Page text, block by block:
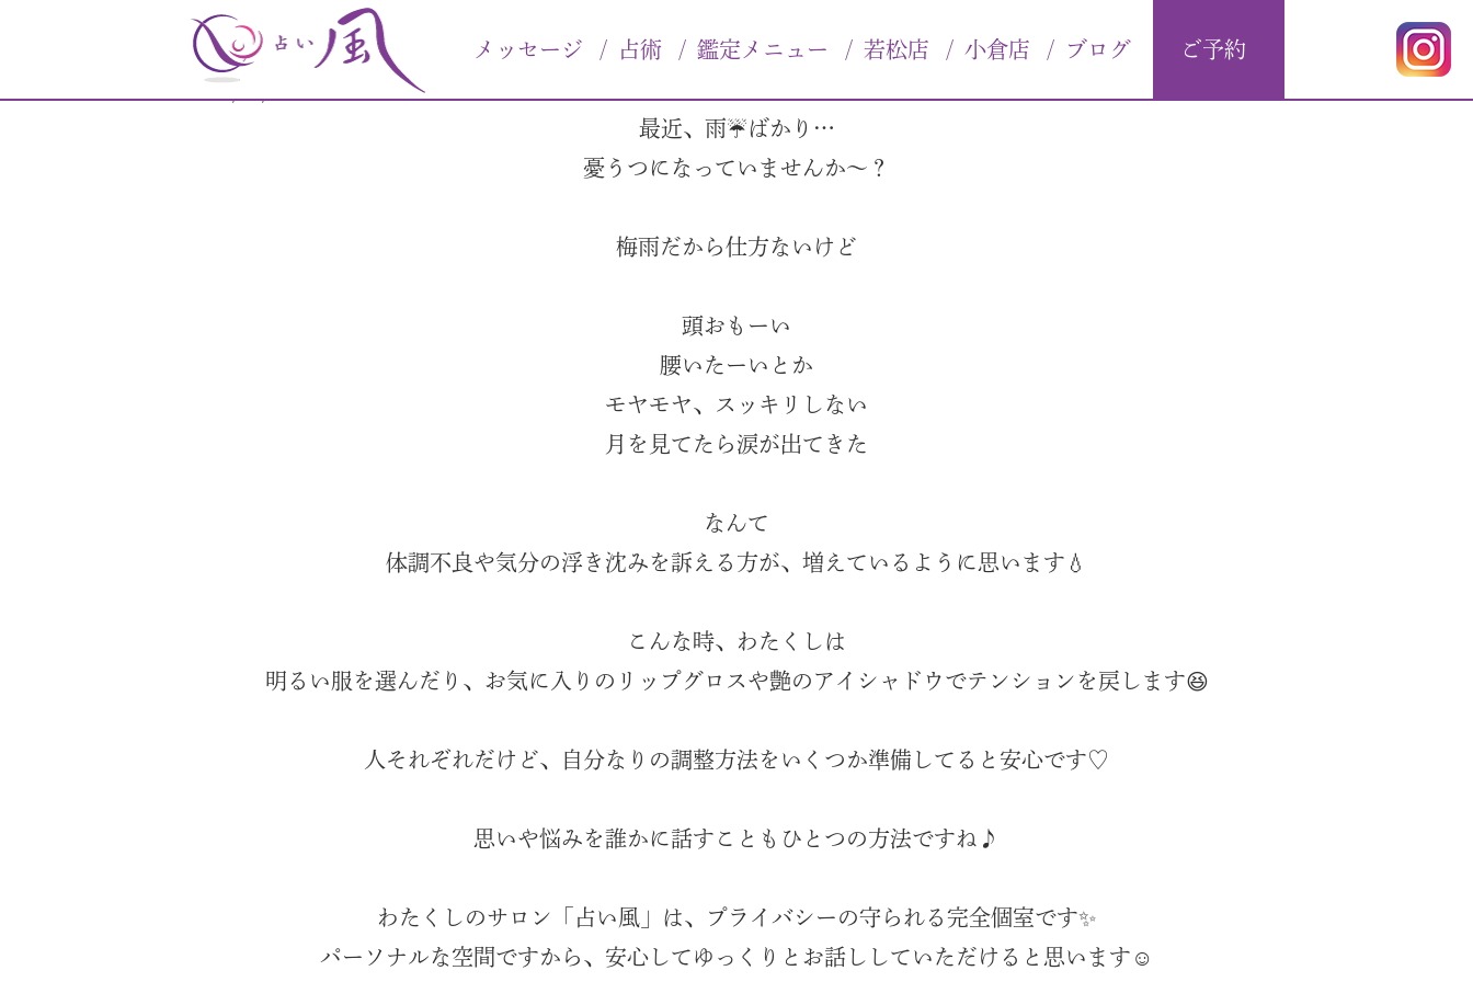
ご予約
ブログ
小倉店 /
若松店 /
鑑定メニュー /
占術 /
メッセージ /
♡自分を整える方法は〜？♡
最近、雨☔ばかり…
憂うつになっていませんか〜？
梅雨だから仕方ないけど
頭おもーい
腰いたーいとか
モヤモヤ、スッキリしない
月を見てたら涙が出てきた
なんて
体調不良や気分の浮き沈みを訴える方が、増えているように思います💧
こんな時、わたくしは
明るい服を選んだり、お気に入りのリップグロスや艶のアイシャドウでテンションを戻します😆
人それぞれだけど、自分なりの調整方法をいくつか準備してると安心です♡
思いや悩みを誰かに話すこともひとつの方法ですね♪
わたくしのサロン「占い風」は、プライバシーの守られる完全個室です✨
パーソナルな空間ですから、安心してゆっくりとお話ししていただけると思います☺️